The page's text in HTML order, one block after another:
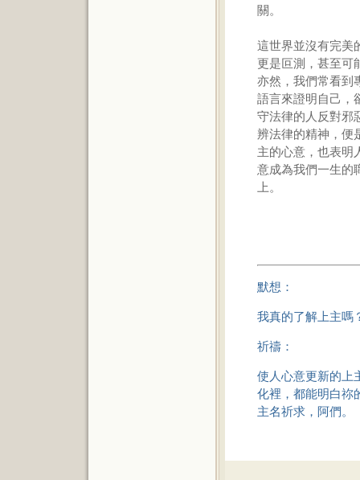
關。
這世界並沒有完美
更是叵測，甚至可
亦然，我們常看到
語言來證明自己，
守法律的人反對邪
辨法律的精神，便
主的心意，也表明
意成為我們一生的
上。
默想：
我真的了解上主嗎
祈禱：
使人心意更新的上
化裡，都能明白祢
主名祈求，阿們。